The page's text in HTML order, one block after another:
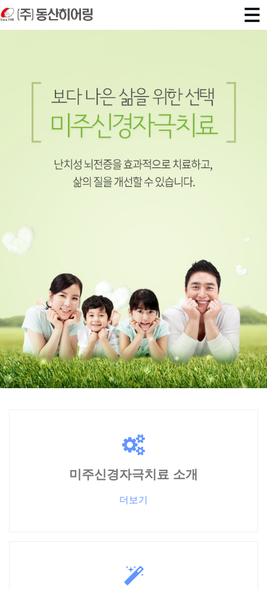
뇌전증이란?
미주신경자극치료 소개
더보기